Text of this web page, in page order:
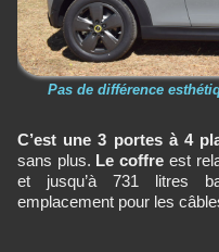
Pas de différence
C’est une 3 portes à 4
sans plus. Le coffre est
et jusqu’à 731 litres
emplacement pour les